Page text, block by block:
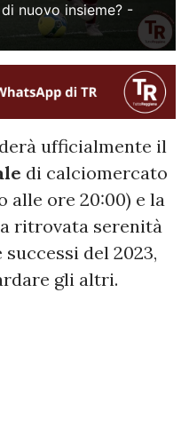
nuovo insieme? -
ufficialmente il
di calciomercato
alle ore 20:00) e la
ritrovata serenità
del 2023,
gli altri.